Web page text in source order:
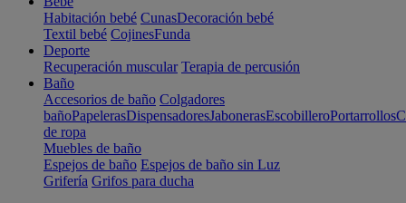
Habitación bebé CunasDecoración bebé
Textil bebé CojinesFunda
Deporte
Recuperación muscular Terapia de percusión
Baño
Accesorios de baño Colgadores
bañoPapelerasDispensadoresJabonerasEscobilleroPortarrollos
de ropa
Muebles de baño
Espejos de baño Espejos de baño sin Luz
Grifería Grifos para ducha